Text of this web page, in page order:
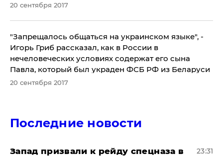
20 сентября 2017
"Запрещалось общаться на украинском языке", -
Игорь Гриб рассказал, как в России в
нечеловеческих условиях содержат его сына
Павла, который был украден ФСБ РФ из Беларуси
20 сентября 2017
Последние новости
Запад призвали к рейду спецназа в 23:31